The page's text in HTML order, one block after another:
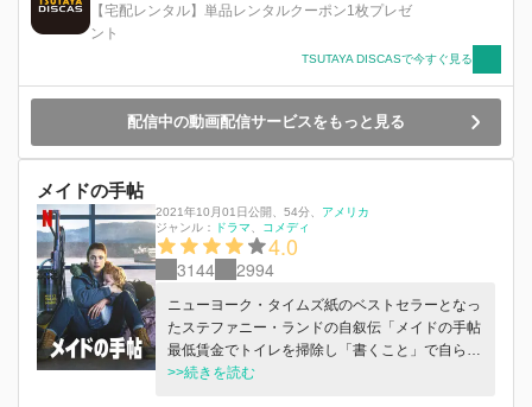
【宅配レンタル】単品レンタルクーポン1枚プレゼ
ント
TSUTAYA DISCASで今すぐ見る
配信中の動画配信サービスをもっと見る
メイドの手帖
2021年10月01日公開 54分
アメリカ
ジャンル：
ドラマ コメディ
4.0
3144 2994
ニューヨーク・タイムズ紙のベストセラーとなっ
たステファニー・ランドの自叙伝「メイドの手帖
最低賃金でトイレを掃除し「書くこと」で自らを
救ったシングルマザーの物語」に着想を得た本作
>>続きを読む